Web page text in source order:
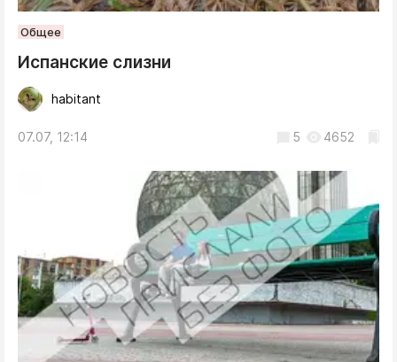
Общее
Испанские слизни
habitant
07.07, 12:14 5 4652